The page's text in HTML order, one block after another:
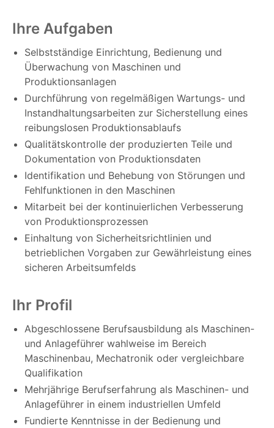
Ihre Aufgaben
Selbstständige Einrichtung, Bedienung und
Überwachung von Maschinen und
Produktionsanlagen
Durchführung von regelmäßigen Wartungs- und
Instandhaltungsarbeiten zur Sicherstellung eines
reibungslosen Produktionsablaufs
Qualitätskontrolle der produzierten Teile und
Dokumentation von Produktionsdaten
Identifikation und Behebung von Störungen und
Fehlfunktionen in den Maschinen
Mitarbeit bei der kontinuierlichen Verbesserung
von Produktionsprozessen
Einhaltung von Sicherheitsrichtlinien und
betrieblichen Vorgaben zur Gewährleistung eines
sicheren Arbeitsumfelds
Ihr Profil
Abgeschlossene Berufsausbildung als Maschinen-
und Anlageführer wahlweise im Bereich
Maschinenbau, Mechatronik oder vergleichbare
Qualifikation
Mehrjährige Berufserfahrung als Maschinen- und
Anlageführer in einem industriellen Umfeld
Fundierte Kenntnisse in der Bedienung und